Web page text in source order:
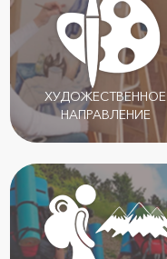
ХУДОЖЕСТВЕННОЕ
НАПРАВЛЕНИЕ